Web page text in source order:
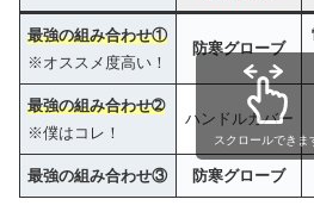
最強の組み合わせ①
※オススメ度高い！
防寒グローブ
最強の組み合わせ➁
※僕はコレ！
ハンドルカバー
最強の組み合わせ③ 防寒グローブ
スクロールできま